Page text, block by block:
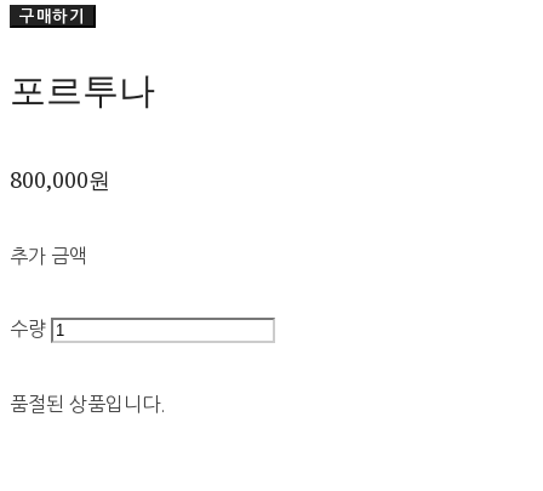
구매하기
포르투나
800,000원
추가 금액
수량
품절된 상품입니다.